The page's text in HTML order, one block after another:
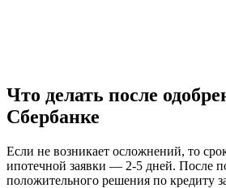
Что делать после
Сбербанке
Если не возникает осложнений, то
ипотечной заявки — 2-5 дней. После
положительного решения по кредиту